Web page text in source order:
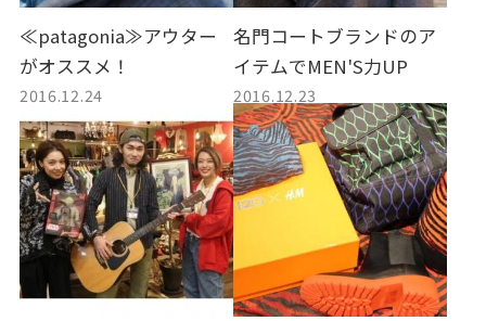
≪patagonia≫アウター
がオススメ！
2016.12.24
名門コートブランドのア
イテムでMEN'S力UP
2016.12.23